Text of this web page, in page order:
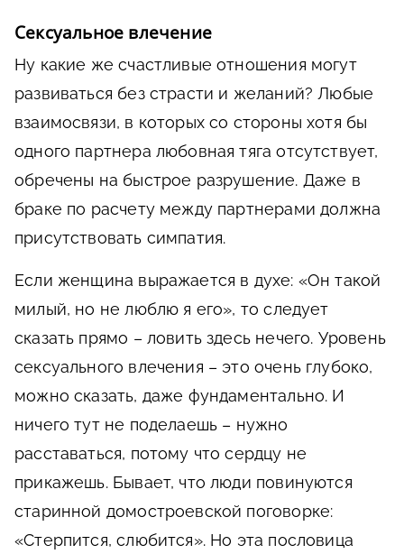
Сексуальное влечение
Ну какие же счастливые отношения могут
развиваться без страсти и желаний? Любые
взаимосвязи, в которых со стороны хотя бы
одного партнера любовная тяга отсутствует,
обречены на быстрое разрушение. Даже в
браке по расчету между партнерами должна
присутствовать симпатия.
Если женщина выражается в духе: «Он такой
милый, но не люблю я его», то следует
сказать прямо – ловить здесь нечего. Уровень
сексуального влечения – это очень глубоко,
можно сказать, даже фундаментально. И
ничего тут не поделаешь – нужно
расставаться, потому что сердцу не
прикажешь. Бывает, что люди повинуются
старинной домостроевской поговорке:
«Стерпится, слюбится». Но эта пословица